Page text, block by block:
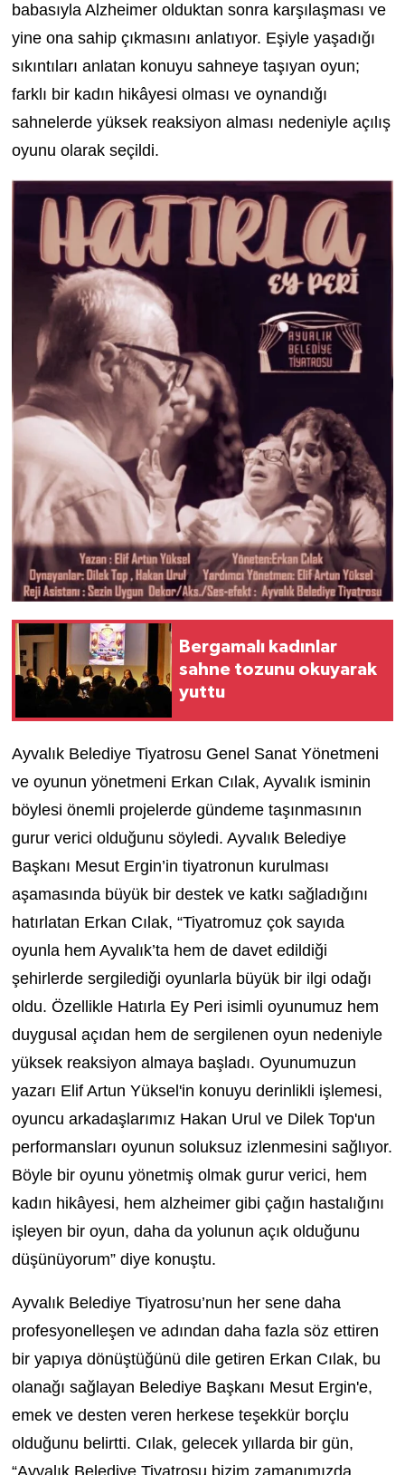
babasıyla Alzheimer olduktan sonra karşılaşması ve
yine ona sahip çıkmasını anlatıyor. Eşiyle yaşadığı
sıkıntıları anlatan konuyu sahneye taşıyan oyun;
farklı bir kadın hikâyesi olması ve oynandığı
sahnelerde yüksek reaksiyon alması nedeniyle açılış
oyunu olarak seçildi.
Bergamalı kadınlar
sahne tozunu okuyarak
yuttu
Ayvalık Belediye Tiyatrosu Genel Sanat Yönetmeni
ve oyunun yönetmeni Erkan Cılak, Ayvalık isminin
böylesi önemli projelerde gündeme taşınmasının
gurur verici olduğunu söyledi. Ayvalık Belediye
Başkanı Mesut Ergin’in tiyatronun kurulması
aşamasında büyük bir destek ve katkı sağladığını
hatırlatan Erkan Cılak, “Tiyatromuz çok sayıda
oyunla hem Ayvalık’ta hem de davet edildiği
şehirlerde sergilediği oyunlarla büyük bir ilgi odağı
oldu. Özellikle Hatırla Ey Peri isimli oyunumuz hem
duygusal açıdan hem de sergilenen oyun nedeniyle
yüksek reaksiyon almaya başladı. Oyunumuzun
yazarı Elif Artun Yüksel'in konuyu derinlikli işlemesi,
oyuncu arkadaşlarımız Hakan Urul ve Dilek Top'un
performansları oyunun soluksuz izlenmesini sağlıyor.
Böyle bir oyunu yönetmiş olmak gurur verici, hem
kadın hikâyesi, hem alzheimer gibi çağın hastalığını
işleyen bir oyun, daha da yolunun açık olduğunu
düşünüyorum” diye konuştu.
Ayvalık Belediye Tiyatrosu’nun her sene daha
profesyonelleşen ve adından daha fazla söz ettiren
bir yapıya dönüştüğünü dile getiren Erkan Cılak, bu
olanağı sağlayan Belediye Başkanı Mesut Ergin'e,
emek ve desten veren herkese teşekkür borçlu
olduğunu belirtti. Cılak, gelecek yıllarda bir gün,
“Ayvalık Belediye Tiyatrosu bizim zamanımızda